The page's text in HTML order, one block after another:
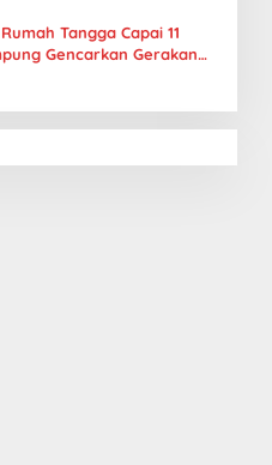
Tangga Capai 11
Gencarkan Gerakan